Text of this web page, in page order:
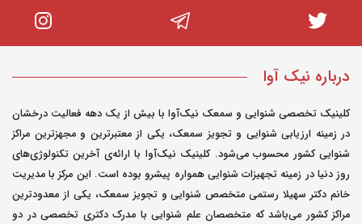
درباره نیک آوا
کلینیک تخصصی شنوایی و سمعک نیک‌آوا با بیش از یک دهه فعالیت درخشان
در زمینه ارزیابی شنوایی و تجویز سمعک، یکی از معتبرترین و مجهزترین مراکز
شنوایی کشور محسوب می‌شود. کلینیک نیک‌آوا با ارائه‌ی آخرین تکنولوژی‌های
روز دنیا در زمینه تجهیزات شنوایی همواره پیشرو بوده است. این مرکز با مدیریت
خانم دکتر سهیلا رستمی متخصص شنوایی و تجویز سمعک، یکی از معدودترین
مراکز کشور می‌باشد که متخصصان علم شنوایی با مدرک دکتری تخصصی در دو